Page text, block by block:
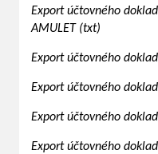
Export účtovného
AMULET (txt)
Export účtovného
Export účtovného
Export účtovného
Export účtovného